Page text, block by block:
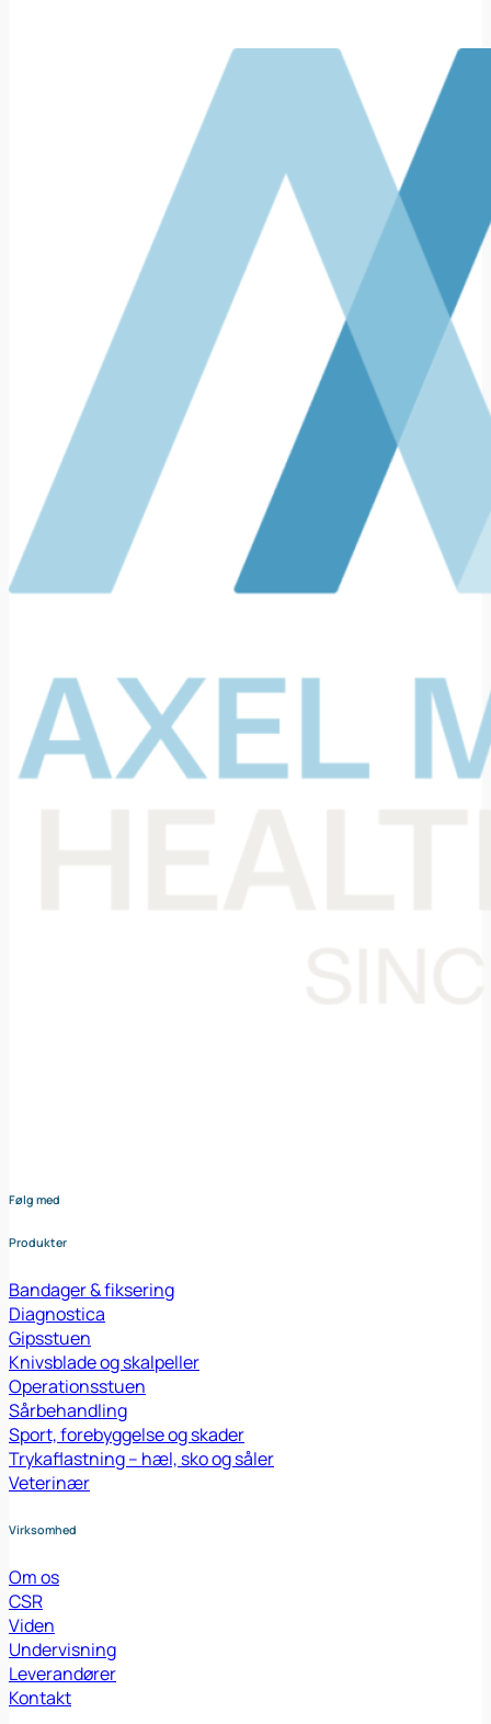
Følg med
Produkter
Bandager & fiksering
Diagnostica
Gipsstuen
Knivsblade og skalpeller
Operationsstuen
Sårbehandling
Sport, forebyggelse og skader
Trykaflastning – hæl, sko og såler
Veterinær
Virksomhed
Om os
CSR
Viden
Undervisning
Leverandører
Kontakt